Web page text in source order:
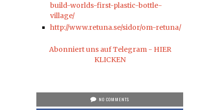
build-worlds-first-plastic-bottle-
village/
http://www.retuna.se/sidor/om-retuna/
Abonniert uns auf Telegram - HIER
KLICKEN
NO COMMENTS